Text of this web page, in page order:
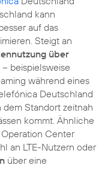
kann
auf das
Steigt an
über
– beispielsweise
während eines
Deutschland
dem Standort zeitnah
kommt. Ähnliche
Center
an LTE-Nutzern oder
über eine